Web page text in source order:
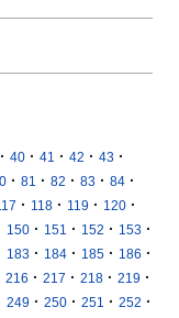
· 40 · 41 · 42 · 43 ·
· 81 · 82 · 83 · 84 ·
· 118 · 119 · 120 ·
150 · 151 · 152 · 153 ·
183 · 184 · 185 · 186 ·
216 · 217 · 218 · 219 ·
249 · 250 · 251 · 252 ·